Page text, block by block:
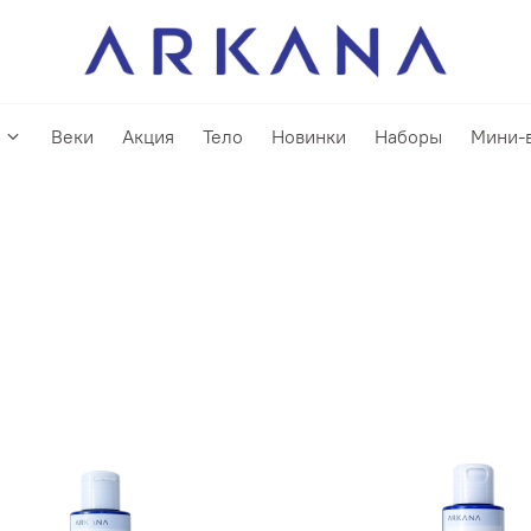
Веки Акция Тело Новинки Наборы Мини-